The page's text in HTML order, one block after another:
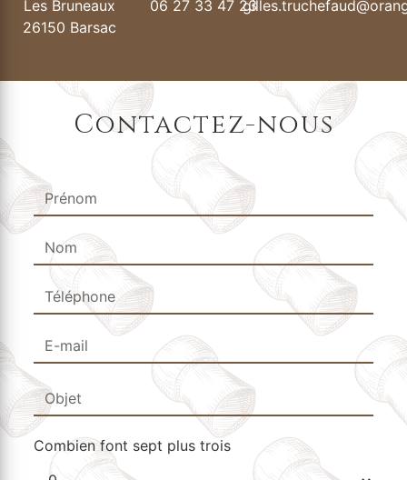
Les Bruneaux
26150 Barsac
06 27 33 47 23
Contactez-nous
Combien font sept plus trois